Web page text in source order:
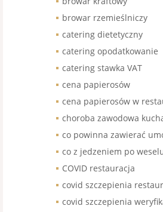
browar rzemieślniczy
catering dietetyczny
catering opodatkowanie
catering stawka VAT
cena papierosów
cena papierosów w
choroba zawodowa
co powinna zawierać
co z jedzeniem po
COVID restauracja
covid szczepienia
covid szczepienia